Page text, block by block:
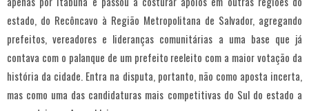
estado, do Recôncavo à Região Metropolitana de Salvador, agregando
prefeitos, vereadores e lideranças comunitárias a uma base que já
contava com o palanque de um prefeito reeleito com a maior votação da
história da cidade. Entra na disputa, portanto, não como aposta incerta,
mas como uma das candidaturas mais competitivas do Sul do estado a